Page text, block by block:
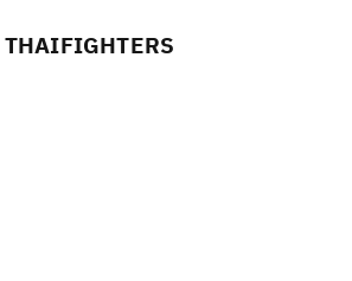
THAIFIGHTERS